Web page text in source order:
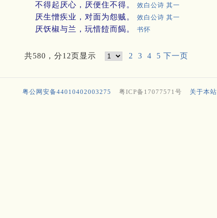
不得起厌心，厌便住不得。 效白公诗 其一
厌生憎疾业，对面为怨贼。 效白公诗 其一
厌饫椒与兰，玩惜饐而餲。 书怀
共580，分12页显示 2 3 4 5 下一页
粤公网安备44010402003275 粤ICP备17077571号 关于本站